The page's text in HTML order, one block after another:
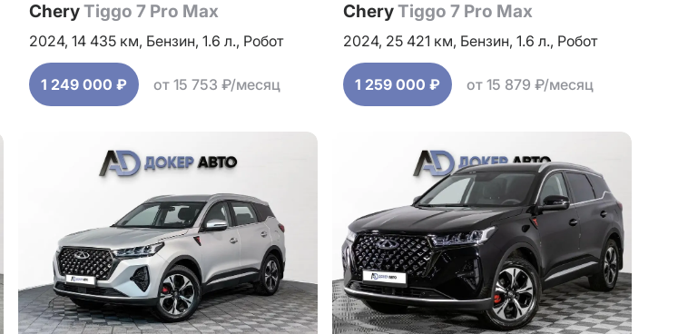
CheryTiggo 7 Pro Max
2024, 14 435 км, Бензин, 1.6 л., Робот
1 249 000 ₽ от 15 753 ₽/месяц
CheryTiggo 7 Pro Max
2024, 25 421 км, Бензин, 1.6 л., Робот
1 259 000 ₽ от 15 879 ₽/месяц